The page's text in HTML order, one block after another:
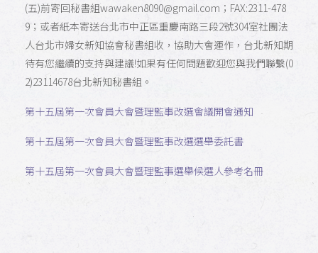
(五)前寄回秘書組wawaken8090@gmail.com；FAX:2311-478
9；或者紙本寄送台北市中正區重慶南路三段2號304室社團法
人台北市婦女新知協會秘書組收，協助大會運作，台北新知期
待有您繼續的支持與建議!如果有任何問題歡迎您與我們聯繫(0
2)23114678台北新知秘書組。
第十五屆第一次會員大會暨理監事改選會議開會通知
第十五屆第一次會員大會暨理監事改選選舉委託書
第十五屆第一次會員大會暨理監事選舉候選人參考名冊